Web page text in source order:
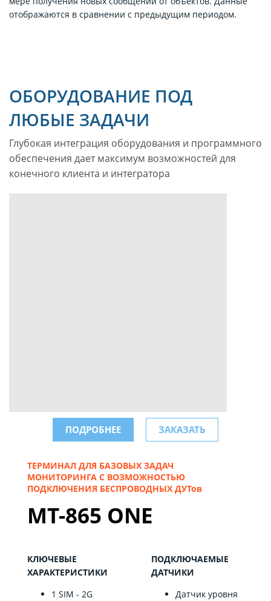
отображаются в сравнении с предыдущим периодом.
ОБОРУДОВАНИЕ ПОД
ЛЮБЫЕ ЗАДАЧИ
Глубокая интеграция оборудования и программного
обеспечения дает максимум возможностей для
конечного клиента и интегратора
ПОДРОБНЕЕ ЗАКАЗАТЬ
ТЕРМИНАЛ ДЛЯ БАЗОВЫХ ЗАДАЧ
МОНИТОРИНГА С ВОЗМОЖНОСТЬЮ
ПОДКЛЮЧЕНИЯ БЕСПРОВОДНЫХ ДУТов
MT-865 ONE
КЛЮЧЕВЫЕ
ХАРАКТЕРИСТИКИ
1 SIM - 2G
ПОДКЛЮЧАЕМЫЕ
ДАТЧИКИ
Датчик уровня